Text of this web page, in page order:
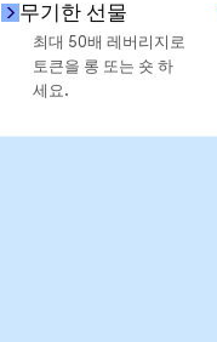
무기한 선물
최대 50배 레버리지로
토큰을 롱 또는 숏 하
세요.